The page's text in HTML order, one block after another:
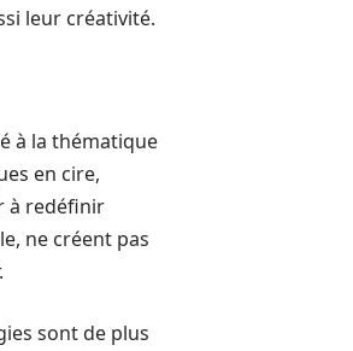
leur créativité.
à la thématique
en cire,
à redéfinir
ne créent pas
sont de plus